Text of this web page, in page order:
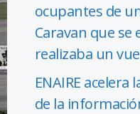
ocupantes de
Caravan que se
realizaba un
ENAIRE acelera
de la